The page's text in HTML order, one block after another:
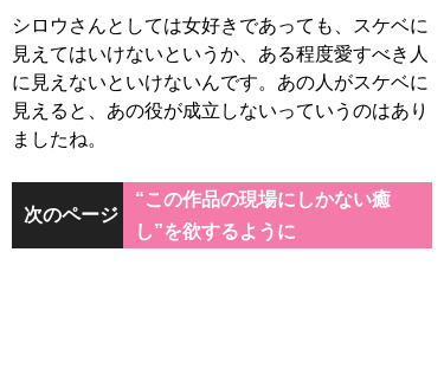
シロウさんとしては女好きであっても、スケベに
見えてはいけないというか、ある程度愛すべき人
に見えないといけないんです。あの人がスケベに
見えると、あの役が成立しないっていうのはあり
ましたね。
次のページ
“この作品の現場にしかない癒
し”を欲するように